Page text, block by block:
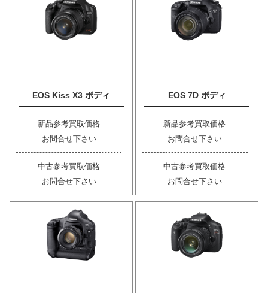
EOS Kiss X3 ボディ
新品参考買取価格
お問合せ下さい
中古参考買取価格
お問合せ下さい
EOS 7D ボディ
新品参考買取価格
お問合せ下さい
中古参考買取価格
お問合せ下さい